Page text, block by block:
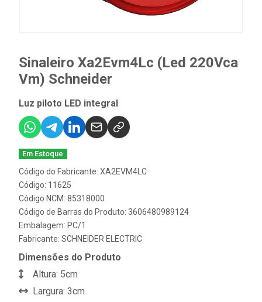
Sinaleiro Xa2Evm4Lc (Led 220Vca
Vm) Schneider
Luz piloto LED integral
Em Estoque
Código do Fabricante: XA2EVM4LC
Código: 11625
Código NCM: 85318000
Código de Barras do Produto: 3606480989124
Embalagem: PC/1
Fabricante: SCHNEIDER ELECTRIC
Dimensões do Produto
Altura: 5cm
Largura: 3cm